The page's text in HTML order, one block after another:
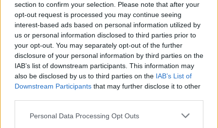
section to confirm your selection. Please note that after your
opt-out request is processed you may continue seeing
interest-based ads based on personal information utilized by
us or personal information disclosed to third parties prior to
your opt-out. You may separately opt-out of the further
disclosure of your personal information by third parties on the
IAB’s list of downstream participants. This information may
also be disclosed by us to third parties on the IAB’s List of
Downstream Participants that may further disclose it to other
Please note that this website/app uses one or more Google
Personal Data Processing Opt Outs
#BELFÖLD #ÁRPÁD HÍD # GÁZOLÁS #BÍRÓSÁG